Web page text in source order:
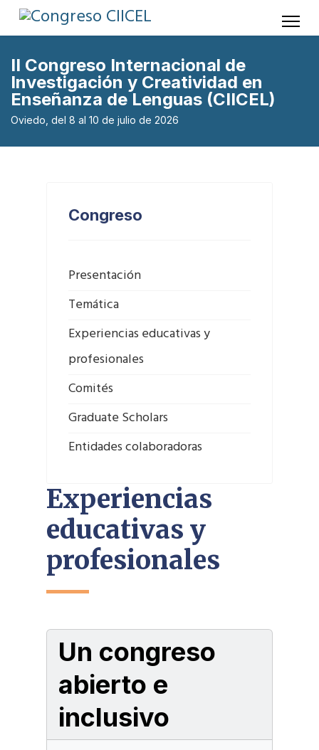
II Congreso Internacional de
Investigación y Creatividad en
Enseñanza de Lenguas (CIICEL)
Oviedo, del 8 al 10 de julio de 2026
Congreso
Presentación
Temática
Experiencias educativas y
profesionales
Comités
Graduate Scholars
Entidades colaboradoras
Experiencias
educativas y
profesionales
Un congreso
abierto e
inclusivo